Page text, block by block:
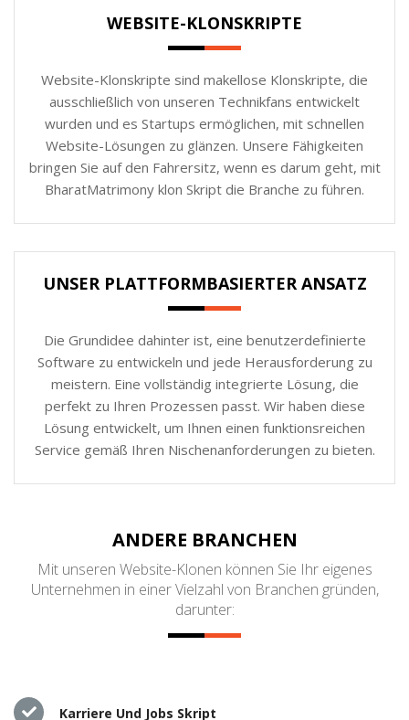
WEBSITE-KLONSKRIPTE
Website-Klonskripte sind makellose Klonskripte, die
ausschließlich von unseren Technikfans entwickelt
wurden und es Startups ermöglichen, mit schnellen
Website-Lösungen zu glänzen. Unsere Fähigkeiten
bringen Sie auf den Fahrersitz, wenn es darum geht, mit
BharatMatrimony klon Skript die Branche zu führen.
UNSER PLATTFORMBASIERTER ANSATZ
Die Grundidee dahinter ist, eine benutzerdefinierte
Software zu entwickeln und jede Herausforderung zu
meistern. Eine vollständig integrierte Lösung, die
perfekt zu Ihren Prozessen passt. Wir haben diese
Lösung entwickelt, um Ihnen einen funktionsreichen
Service gemäß Ihren Nischenanforderungen zu bieten.
ANDERE BRANCHEN
Mit unseren Website-Klonen können Sie Ihr eigenes
Unternehmen in einer Vielzahl von Branchen gründen,
darunter:
Karriere Und Jobs Skript